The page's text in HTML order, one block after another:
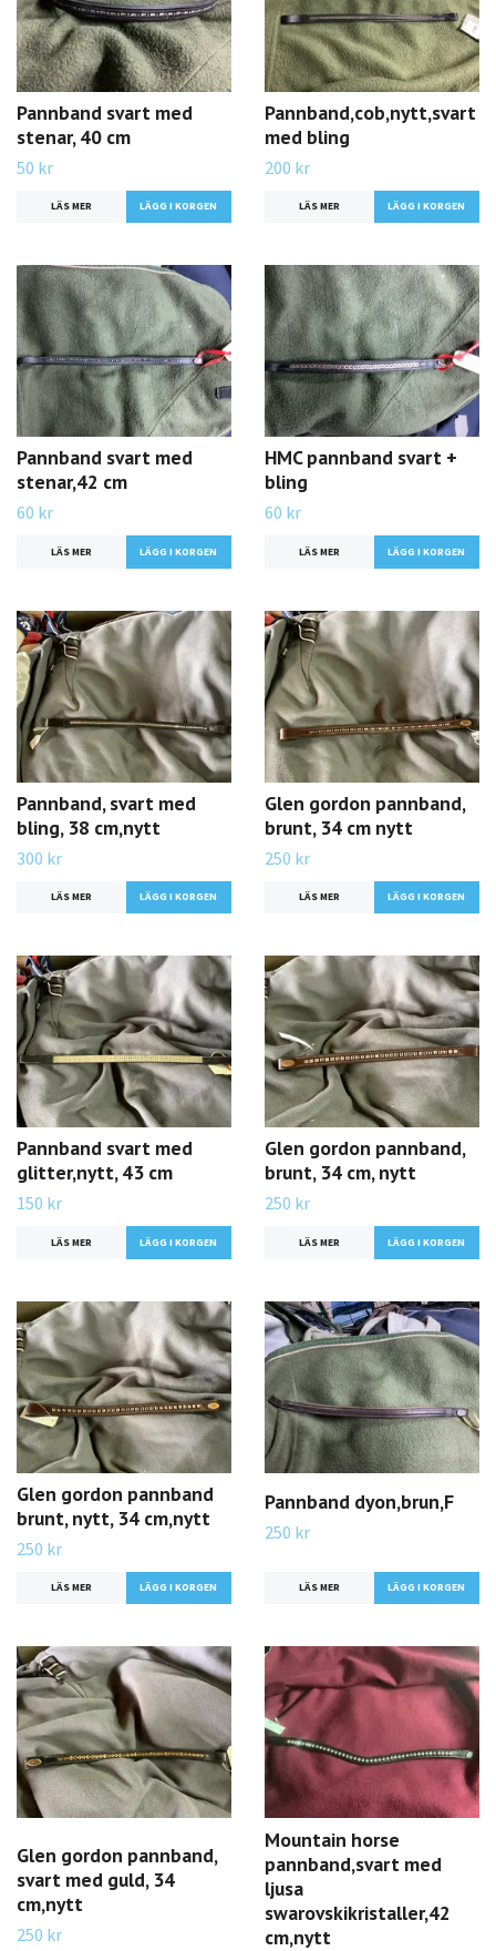
Pannband svart med
stenar, 40 cm
50 kr
LÄS MER
Pannband,cob,nytt,svart
med bling
200 kr
LÄS MER
Pannband svart med
stenar,42 cm
60 kr
LÄS MER
HMC pannband svart +
bling
60 kr
LÄS MER
Pannband, svart med
bling, 38 cm,nytt
300 kr
LÄS MER
Glen gordon pannband,
brunt, 34 cm nytt
250 kr
LÄS MER
Pannband svart med
glitter,nytt, 43 cm
150 kr
LÄS MER
Glen gordon pannband,
brunt, 34 cm, nytt
250 kr
LÄS MER
Glen gordon pannband
brunt, nytt, 34 cm,nytt
250 kr
LÄS MER
Pannband dyon,brun,F
250 kr
LÄS MER
Glen gordon pannband,
svart med guld, 34
cm,nytt
250 kr
Mountain horse
pannband,svart med
ljusa
swarovskikristaller,42
cm,nytt